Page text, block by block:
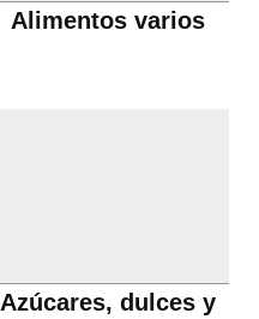
Alimentos varios
Azúcares, dulces y